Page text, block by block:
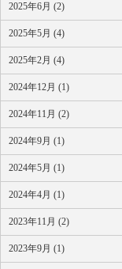
2025年6月 (2)
2025年5月 (4)
2025年2月 (4)
2024年12月 (1)
2024年11月 (2)
2024年9月 (1)
2024年5月 (1)
2024年4月 (1)
2023年11月 (2)
2023年9月 (1)